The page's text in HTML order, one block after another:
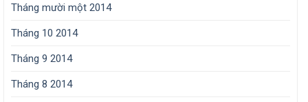
Tháng mười một 2014
Tháng 10 2014
Tháng 9 2014
Tháng 8 2014